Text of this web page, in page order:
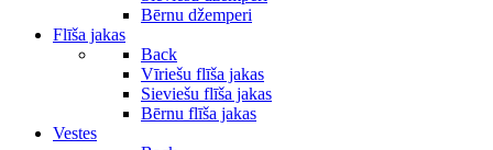
Bērnu džemperi
Flīša jakas
Back
Vīriešu flīša jakas
Sieviešu flīša jakas
Bērnu flīša jakas
Vestes